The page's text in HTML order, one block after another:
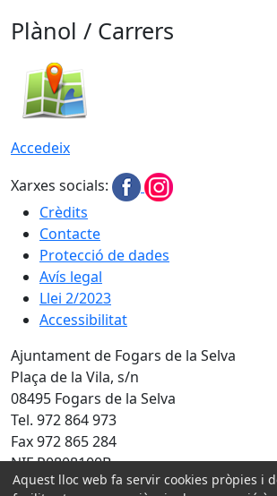
Plànol / Carrers
Accedeix
Xarxes socials:
Crèdits
Contacte
Protecció de dades
Avís legal
Llei 2/2023
Accessibilitat
Ajuntament de Fogars de la Selva
Plaça de la Vila, s/n
08495 Fogars de la Selva
Tel. 972 864 973
Fax 972 865 284
NIF P0808100B
Aquest lloc web fa servir cookies pròpies i